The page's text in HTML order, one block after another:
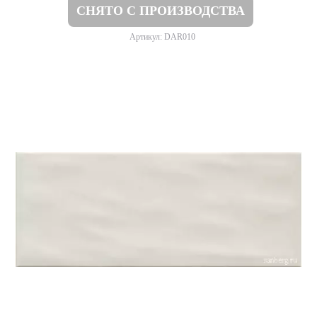
СНЯТО С ПРОИЗВОДСТВА
Артикул: DAR010